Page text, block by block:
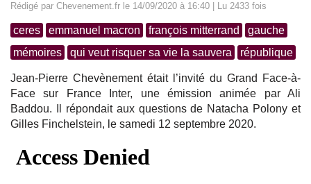
Rédigé par Chevenement.fr le 14/09/2020 à 16:40 | Lu 2433 fois
ceres emmanuel macron françois mitterrand
gauche
mémoires
qui veut risquer sa vie la sauvera république
Jean-Pierre Chevènement était l’invité du Grand Face-à-
Face sur France Inter, une émission animée par Ali
Baddou. Il répondait aux questions de Natacha Polony et
Gilles Finchelstein, le samedi 12 septembre 2020.